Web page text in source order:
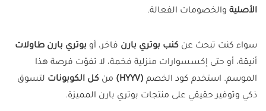
الأصلية والخصومات الفعالة.
سواء كنت تبحث عن كنب بوتري بارن فاخر، أو بوتري بارن طاولات
أنيقة، أو حتى إكسسوارات منزلية فخمة، لا تفوّت فرصة هذا
الموسم. استخدم كود الخصم (HYYV) من كل الكوبونات لتسوق
ذكي وتوفير حقيقي على منتجات بوتري بارن المميزة.